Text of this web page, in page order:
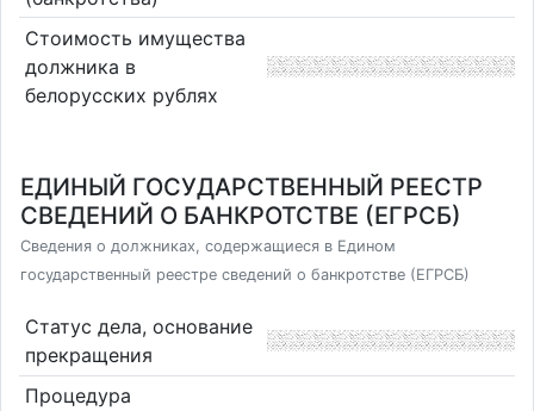
Стоимость имущества
должника в
белорусских рублях
ЕДИНЫЙ ГОСУДАРСТВЕННЫЙ РЕЕСТР
СВЕДЕНИЙ О БАНКРОТСТВЕ (ЕГРСБ)
Сведения о должниках, содержащиеся в Едином
государственный реестре сведений о банкротстве (ЕГРСБ)
Статус дела, основание
прекращения
Процедура